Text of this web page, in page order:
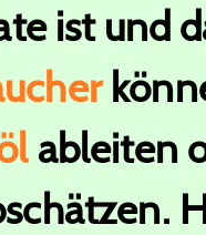
ist und
ableiten